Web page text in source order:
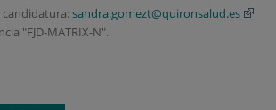
candidatura:sandra.gomezt@quironsalud.es
"FJD-MATRIX-N".